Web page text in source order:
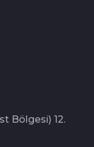
Bölgesi) 12.⁠